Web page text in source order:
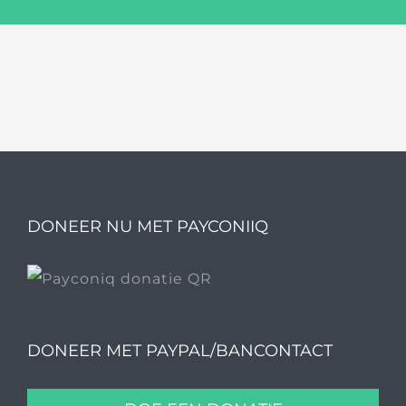
DONEER NU MET PAYCONIIQ
DONEER MET PAYPAL/BANCONTACT